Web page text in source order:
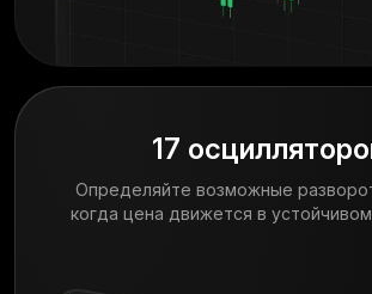
17
Определяйте возможные
когда цена движется в